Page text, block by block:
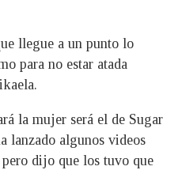
llegue a un punto lo
para no estar atada
la mujer será el de Sugar
lanzado algunos videos
dijo que los tuvo que